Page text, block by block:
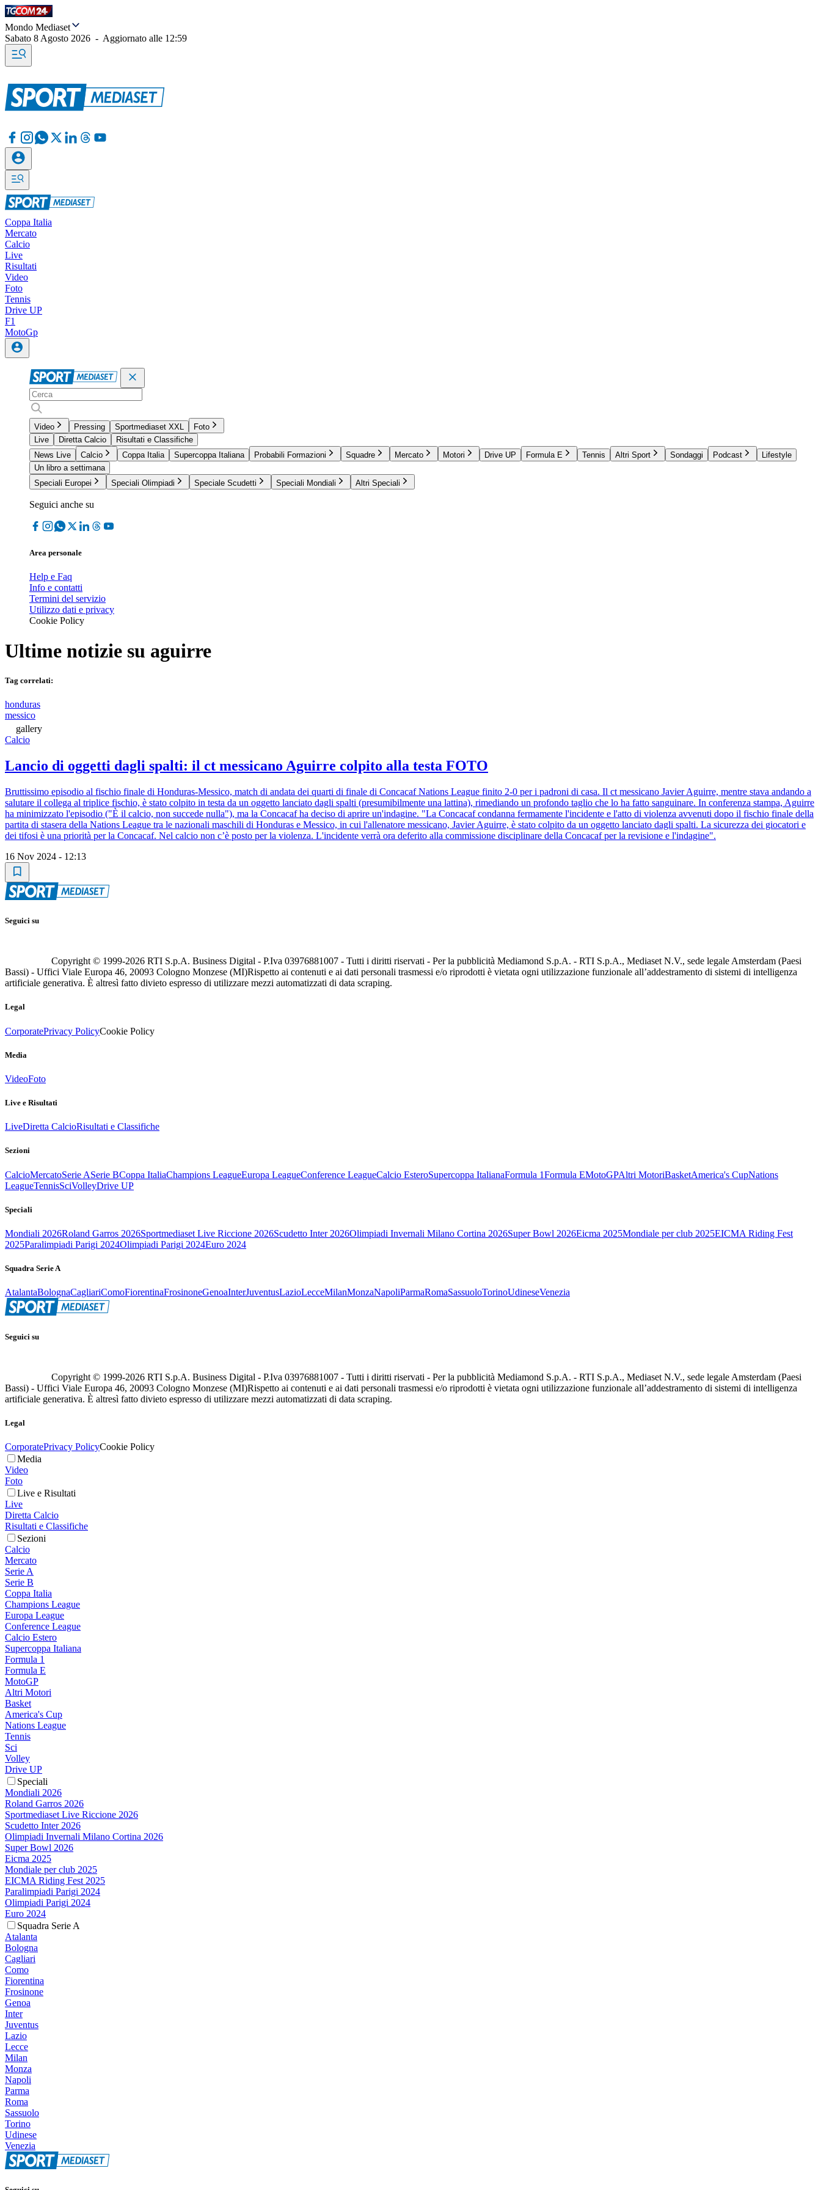
Mondo Mediaset
Sabato 8 Agosto 2026 - Aggiornato alle 12:59
Coppa Italia
Mercato
Calcio
Live
Risultati
Video
Foto
Tennis
Drive UP
F1
MotoGp
Video Pressing Sportmediaset XXL
Foto
Live
Diretta Calcio
Risultati e Classifiche
News Live
Calcio Coppa Italia Supercoppa Italiana Probabili Formazioni Squadre Mercato Motori Drive UP Formula E Tennis Altri Sport Sondaggi Podcast
Lifestyle
Un libro a settimana
Speciali Europei
Speciali Olimpiadi Speciale Scudetti Speciali Mondiali Altri Speciali
Seguici anche su
Area personale
Help e Faq
Info e contatti
Termini del servizio
Utilizzo dati e privacy
Cookie Policy
Ultime notizie su aguirre
Tag correlati:
honduras
messico
gallery
Calcio
Lancio di oggetti dagli spalti: il ct messicano Aguirre colpito alla testa FOTO
Bruttissimo episodio al fischio finale di Honduras-Messico, match di andata dei quarti di finale di Concacaf Nations League finito 2-0 per i padroni di casa. Il ct messicano Javier Aguirre, mentre stava andando a
salutare il collega al triplice fischio, è stato colpito in testa da un oggetto lanciato dagli spalti (presumibilmente una lattina), rimediando un profondo taglio che lo ha fatto sanguinare. In conferenza stampa, Aguirre
ha minimizzato l'episodio ("È il calcio, non succede nulla"), ma la Concacaf ha deciso di aprire un'indagine. "La Concacaf condanna fermamente l'incidente e l'atto di violenza avvenuti dopo il fischio finale della
partita di stasera della Nations League tra le nazionali maschili di Honduras e Messico, in cui l'allenatore messicano, Javier Aguirre, è stato colpito da un oggetto lanciato dagli spalti. La sicurezza dei giocatori e
dei tifosi è una priorità per la Concacaf. Nel calcio non c’è posto per la violenza. L'incidente verrà ora deferito alla commissione disciplinare della Concacaf per la revisione e l'indagine".
16 Nov 2024 - 12:13
Seguici su
Copyright © 1999-2026 RTI S.p.A. Business Digital - P.Iva 03976881007 - Tutti i diritti riservati - Per la pubblicità Mediamond S.p.A. - RTI S.p.A., Mediaset N.V., sede legale Amsterdam (Paesi
Bassi) - Uffici Viale Europa 46, 20093 Cologno Monzese (MI)Rispetto ai contenuti e ai dati personali trasmessi e/o riprodotti è vietata ogni utilizzazione funzionale all’addestramento di sistemi di intelligenza
artificiale generativa. È altresì fatto divieto espresso di utilizzare mezzi automatizzati di data scraping.
Legal
CorporatePrivacy PolicyCookie Policy
Media
VideoFoto
Live e Risultati
LiveDiretta CalcioRisultati e Classifiche
Sezioni
CalcioMercatoSerie ASerie BCoppa ItaliaChampions LeagueEuropa LeagueConference LeagueCalcio EsteroSupercoppa ItalianaFormula 1Formula EMotoGPAltri MotoriBasketAmerica's CupNations
LeagueTennisSciVolleyDrive UP
Speciali
Mondiali 2026Roland Garros 2026Sportmediaset Live Riccione 2026Scudetto Inter 2026Olimpiadi Invernali Milano Cortina 2026Super Bowl 2026Eicma 2025Mondiale per club 2025EICMA Riding Fest
2025Paralimpiadi Parigi 2024Olimpiadi Parigi 2024Euro 2024
Squadra Serie A
AtalantaBolognaCagliariComoFiorentinaFrosinoneGenoaInterJuventusLazioLecceMilanMonzaNapoliParmaRomaSassuoloTorinoUdineseVenezia
Seguici su
Copyright © 1999-2026 RTI S.p.A. Business Digital - P.Iva 03976881007 - Tutti i diritti riservati - Per la pubblicità Mediamond S.p.A. - RTI S.p.A., Mediaset N.V., sede legale Amsterdam (Paesi
Bassi) - Uffici Viale Europa 46, 20093 Cologno Monzese (MI)Rispetto ai contenuti e ai dati personali trasmessi e/o riprodotti è vietata ogni utilizzazione funzionale all’addestramento di sistemi di intelligenza
artificiale generativa. È altresì fatto divieto espresso di utilizzare mezzi automatizzati di data scraping.
Legal
CorporatePrivacy PolicyCookie Policy
Media
Video
Foto
Live e Risultati
Live
Diretta Calcio
Risultati e Classifiche
Sezioni
Calcio
Mercato
Serie A
Serie B
Coppa Italia
Champions League
Europa League
Conference League
Calcio Estero
Supercoppa Italiana
Formula 1
Formula E
MotoGP
Altri Motori
Basket
America's Cup
Nations League
Tennis
Sci
Volley
Drive UP
Speciali
Mondiali 2026
Roland Garros 2026
Sportmediaset Live Riccione 2026
Scudetto Inter 2026
Olimpiadi Invernali Milano Cortina 2026
Super Bowl 2026
Eicma 2025
Mondiale per club 2025
EICMA Riding Fest 2025
Paralimpiadi Parigi 2024
Olimpiadi Parigi 2024
Euro 2024
Squadra Serie A
Atalanta
Bologna
Cagliari
Como
Fiorentina
Frosinone
Genoa
Inter
Juventus
Lazio
Lecce
Milan
Monza
Napoli
Parma
Roma
Sassuolo
Torino
Udinese
Venezia